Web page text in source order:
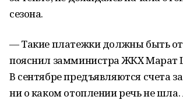
сезона.
— Такие платежки должны быть
пояснил замминистра ЖКХ Марат
В сентябре предъявляются счета
ни о каком отоплении речь не шла.